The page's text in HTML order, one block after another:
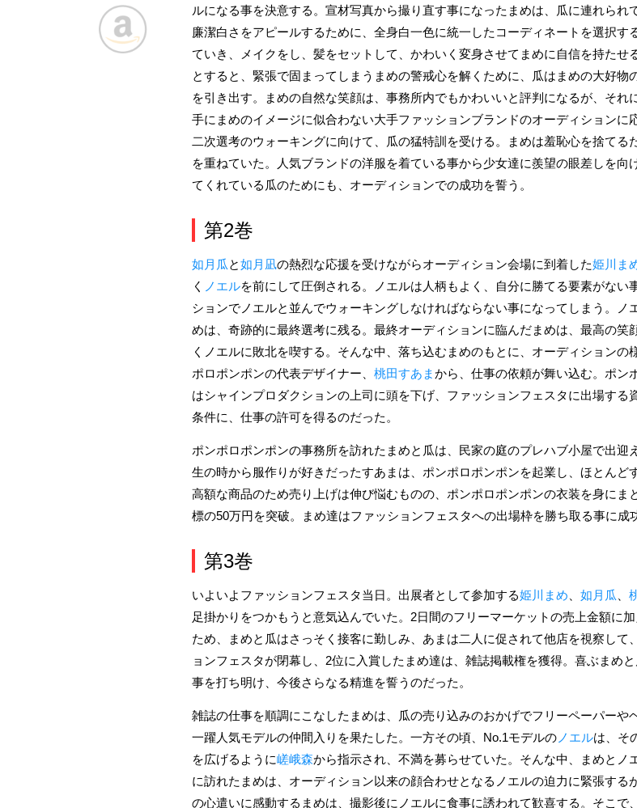
ルになる事を決意する。宣材写真から撮り直す事になったまめは、瓜に連れら
廉潔白さをアピールするために、全身白一色に統一したコーディネートを選択
ていき、メイクをし、髪をセットして、かわいく変身させてまめに自信を持たせ
とすると、緊張で固まってしまうまめの警戒心を解くために、瓜はまめの大好
を引き出す。まめの自然な笑顔は、事務所内でもかわいいと評判になるが、それ
手にまめのイメージに似合わない大手ファッションブランドのオーディションに
二次選考のウォーキングに向けて、瓜の猛特訓を受ける。まめは羞恥心を捨て
を重ねていた。人気ブランドの洋服を着ている事から少女達に羨望の眼差しを
てくれている瓜のためにも、オーディションでの成功を誓う。
第2巻
如月瓜 と如月凪の熱烈な応援を受けながらオーディション会場に到着した姫川ま
く ノエルを前にして圧倒される。ノエルは人柄もよく、自分に勝てる要素がない
ションでノエルと並んでウォーキングしなければならない事になってしまう。ノ
めは、奇跡的に最終選考に残る。最終オーディションに臨んだまめは、最高の笑
くノエルに敗北を喫する。そんな中、落ち込むまめのもとに、オーディション
ポロポンポンの代表デザイナー、 桃田すあまから、仕事の依頼が舞い込む。ポン
はシャインプロダクションの上司に頭を下げ、ファッションフェスタに出場する
条件に、仕事の許可を得るのだった。
ポンポロポンポンの事務所を訪れたまめと瓜は、民家の庭のプレハブ小屋で出
生の時から服作りが好きだったすあまは、ポンポロポンポンを起業し、ほとんど
高額な商品のため売り上げは伸び悩むものの、ポンポロポンポンの衣装を身にま
標の50万円を突破。まめ達はファッションフェスタへの出場枠を勝ち取る事に成
第3巻
いよいよファッションフェスタ当日。出展者として参加する姫川まめ 如月瓜
足掛かりをつかもうと意気込んでいた。2日間のフリーマーケットの売上金額に
ため、まめと瓜はさっそく接客に勤しみ、あまは二人に促されて他店を視察して
ョンフェスタが閉幕し、2位に入賞したまめ達は、雑誌掲載権を獲得。喜ぶまめ
事を打ち明け、今後さらなる精進を誓うのだった。
雑誌の仕事を順調にこなしたまめは、瓜の売り込みのおかげでフリーペーパーや
一躍人気モデルの仲間入りを果たした。一方その頃、No.1モデルの ノエルは、そ
を広げるように嵯峨森から指示され、不満を募らせていた。そんな中、まめと
に訪れたまめは、オーディション以来の顔合わせとなるノエルの迫力に緊張す
の心遣いに感動するまめは、撮影後にノエルに食事に誘われて歓喜する。そこ